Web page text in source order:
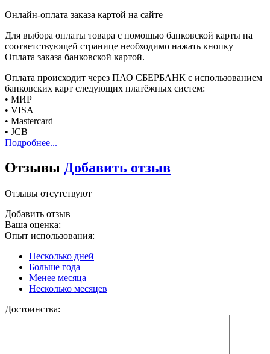
Онлайн-оплата заказа картой на сайте
Для выбора оплаты товара с помощью банковской карты на
соответствующей странице необходимо нажать кнопку
Оплата заказа банковской картой.
Оплата происходит через ПАО СБЕРБАНК с использованием
банковских карт следующих платёжных систем:
• МИР
• VISA
• Mastercard
• JCB
Подробнее...
Отзывы Добавить отзыв
Отзывы отсутствуют
Добавить отзыв
Ваша оценка:
Опыт использования:
Несколько дней
Больше года
Менее месяца
Несколько месяцев
Достоинства: